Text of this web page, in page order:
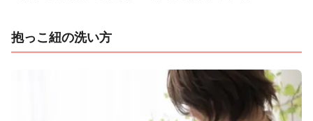
抱っこ紐の洗い方